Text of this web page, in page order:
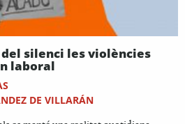
silenci les violències
laboral
DE VILLARÁN